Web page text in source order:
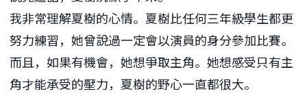
我非常理解夏樹的心情。夏樹比任何三年級學生都更
努力練習，她曾說過一定會以演員的身分參加比賽。
而且，如果有機會，她想爭取主角。她想感受只有主
角才能承受的壓力，夏樹的野心一直都很大。